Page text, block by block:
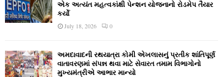
એક અત્યંત મહત્વકાંક્ષી પેન્શન યોજનાનો રોડમેપ તૈયાર
કર્યો
July 18, 2026 0
અમદાવાદની રથયાત્રા કોમી એખલાસનું પ્રતીક શાંતિપૂર્ણ
વાતાવરણમાં સંપન્ન થવા માટે સેવારત તમામ વિભાગોનો
મુખ્યમંત્રીએ આભાર માન્યો